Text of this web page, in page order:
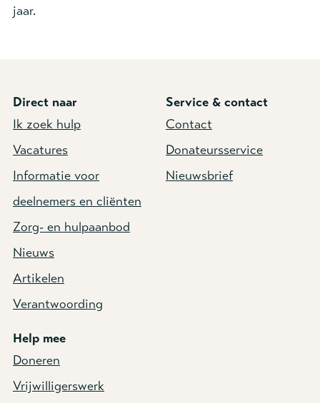
jaar.
Direct naar
Ik zoek hulp
Vacatures
Informatie voor
deelnemers en cliënten
Zorg- en hulpaanbod
Nieuws
Artikelen
Verantwoording
Service & contact
Contact
Donateursservice
Nieuwsbrief
Help mee
Doneren
Vrijwilligerswerk